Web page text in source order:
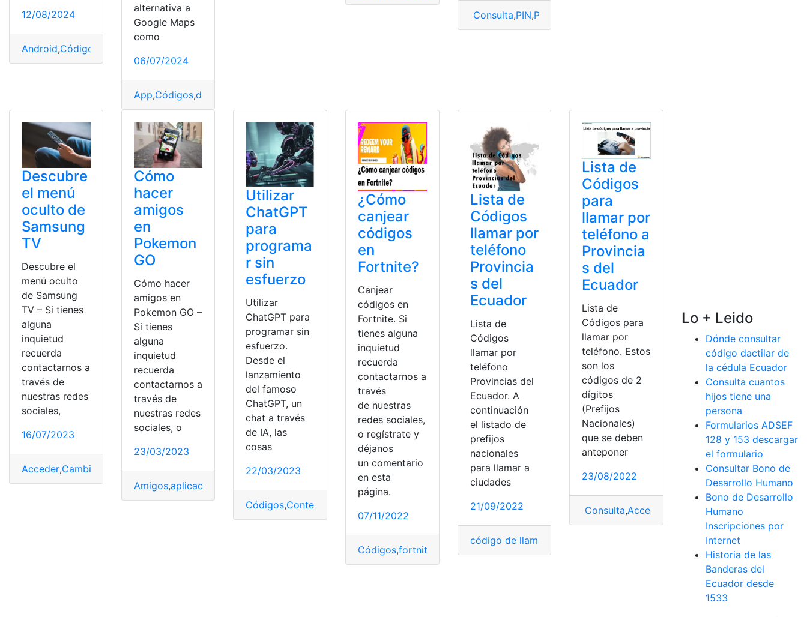
12/08/2024
Android,Códigos
alternativa a
Google Maps
como
06/07/2024
App,Códigos,desatar
Consulta,PIN,PIN2
Descubre
el menú
oculto de
Samsung
TV
Descubre el
menú oculto
de Samsung
TV – Si tienes
alguna
inquietud
recuerda
contactarnos a
través de
nuestras redes
sociales,
16/07/2023
Acceder,Cambios Códigos,Descubre,Samsung TV
Cómo
hacer
amigos
en
Pokemon
GO
Cómo hacer
amigos en
Pokemon GO –
Si tienes
alguna
inquietud
recuerda
contactarnos a
través de
nuestras redes
sociales, o
23/03/2023
Amigos,aplicaciones Pokémon go
Utilizar
ChatGPT
para
programa
r sin
esfuerzo
Utilizar
ChatGPT para
programar sin
esfuerzo.
Desde el
lanzamiento
del famoso
ChatGPT, un
chat a través
de IA, las
cosas
22/03/2023
Códigos,Contenido
¿Cómo
canjear
códigos
en
Fortnite?
Canjear
códigos en
Fortnite. Si
tienes alguna
inquietud
recuerda
contactarnos a
través
de nuestras
redes sociales,
o regístrate y
déjanos
un comentario
en esta
página.
07/11/2022
Códigos,fortnite Videojuegos
Lista de
Códigos
llamar por
teléfono
Provincia
s del
Ecuador
Lista de
Códigos
llamar por
teléfono
Provincias del
Ecuador. A
continuación
el listado de
prefijos
nacionales
para llamar a
ciudades
21/09/2022
código de llamada Provincias
Lista de
Códigos
para
llamar por
teléfono a
Provincia
s del
Ecuador
Lista de
Códigos para
llamar por
teléfono. Estos
son los
códigos de 2
dígitos
(Prefijos
Nacionales)
que se deben
anteponer
23/08/2022
Consulta,Acceder Ecuador,
Lo + Leido
Dónde consultar
código dactilar de
la cédula Ecuador
Consulta cuantos
hijos tiene una
persona
Formularios ADSEF
128 y 153 descargar
el formulario
Consultar Bono de
Desarrollo Humano
Bono de Desarrollo
Humano
Inscripciones por
Internet
Historia de las
Banderas del
Ecuador desde
1533